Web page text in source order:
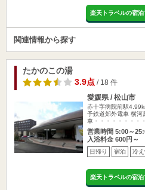
楽天トラベルの宿
関連情報から探す
たかのこの湯
3.9点/ 18 件
愛媛県 / 松山市
赤十字病院前駅
予鉄道郊外電車 横河
車・・・・・・・・
営業時間 5:00～
入浴料金 600円～
日帰り 宿泊 冷
楽天トラベルの宿